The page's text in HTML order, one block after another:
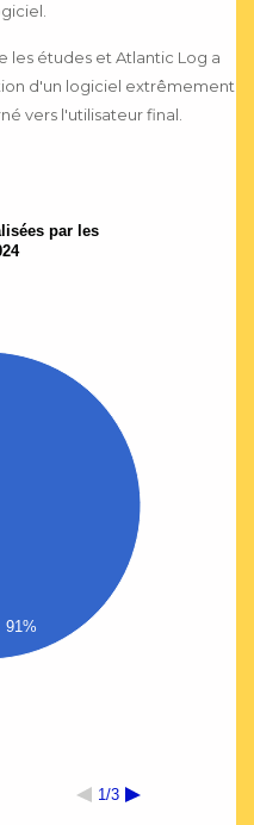
études et Atlantic Log a
d'un logiciel extrêmement
vers l'utilisateur final.
par les
1/3
91%